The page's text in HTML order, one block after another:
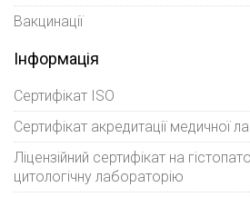
Вакцинації
Інформація
Сертифікат ISO
Сертифікат акредитації медичної
Ліцензійний сертифікат на
цитологічну лабораторію